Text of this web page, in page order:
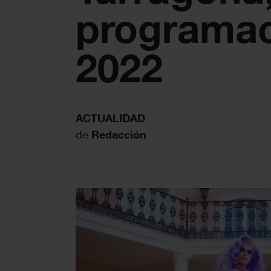
2022
ACTUALIDAD
de Redacción